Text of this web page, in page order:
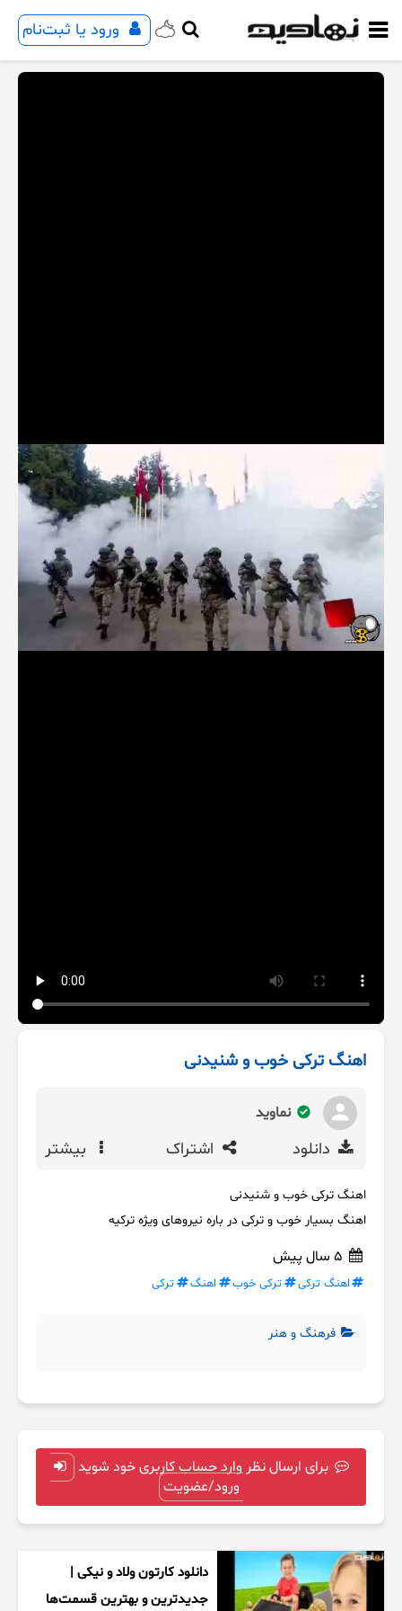
ورود یا ثبت‌نام
اهنگ ترکی خوب و شنیدنی
نماوید
دانلود اشتراک بیشتر
اهنگ ترکی خوب و شنیدنی
اهنگ بسیار خوب و ترکی در باره نیروهای ویژه ترکیه
اهنگ ترکی ترکی خوب اهنگ ترکی
فرهنگ و هنر
برای ارسال نظر وارد حساب کاربری خود شوید
ورود/عضویت
دانلود کارتون ولاد و نیکی |
جدیدترین و بهترین قسمت‌ها